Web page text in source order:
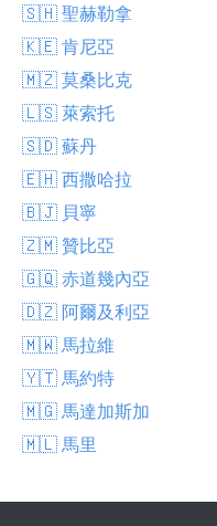
🇸🇭 聖赫勒拿
🇰🇪 肯尼亞
🇲🇿 莫桑比克
🇱🇸 萊索托
🇸🇩 蘇丹
🇪🇭 西撒哈拉
🇧🇯 貝寧
🇿🇲 贊比亞
🇬🇶 赤道幾內亞
🇩🇿 阿爾及利亞
🇲🇼 馬拉維
🇾🇹 馬約特
🇲🇬 馬達加斯加
🇲🇱 馬里